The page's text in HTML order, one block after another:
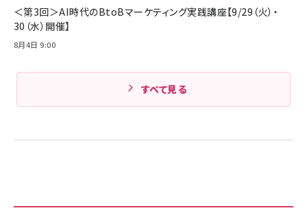
＜第3回＞AI時代のBtoBマーケティング実践講座【9/29（火）・
30（水）開催】
8月4日 9:00
すべて見る